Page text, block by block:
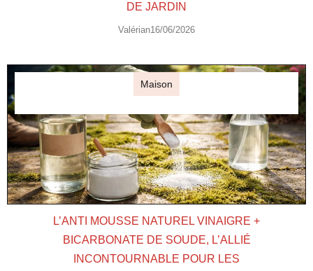
DE JARDIN
Valérian16/06/2026
Maison
L’ANTI MOUSSE NATUREL VINAIGRE +
BICARBONATE DE SOUDE, L’ALLIÉ
INCONTOURNABLE POUR LES